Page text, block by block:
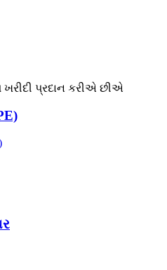
પ્રદાન કરીએ છીએ